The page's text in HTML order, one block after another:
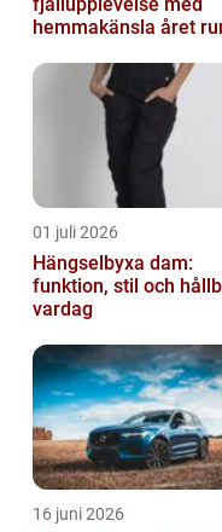
hemmakänsla året
01 juli 2026
Hängselbyxa dam:
funktion, stil och
vardag
16 juni 2026